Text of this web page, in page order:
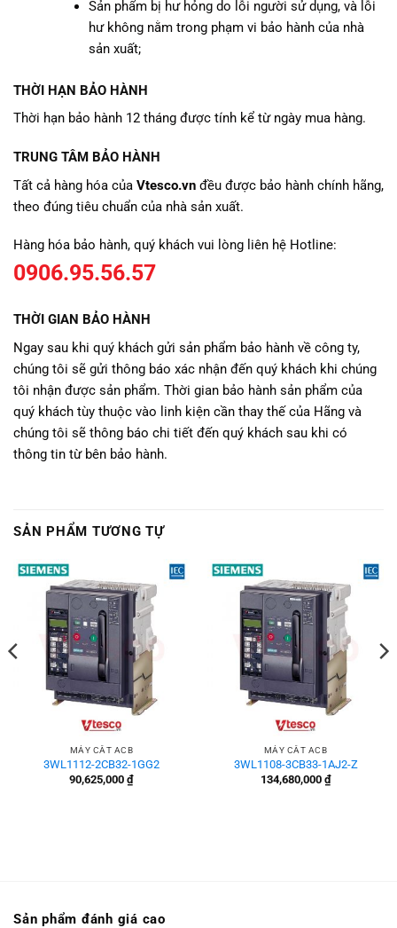
Sản phẩm bị hư hỏng do lỗi người sử dụng, và lỗi
hư không nằm trong phạm vi bảo hành của nhà
sản xuất;
THỜI HẠN BẢO HÀNH
Thời hạn bảo hành 12 tháng được tính kể từ ngày mua hàng.
TRUNG TÂM BẢO HÀNH
Tất cả hàng hóa của Vtesco.vn đều được bảo hành chính hãng,
theo đúng tiêu chuẩn của nhà sản xuất.
Hàng hóa bảo hành, quý khách vui lòng liên hệ Hotline:
0906.95.56.57
THỜI GIAN BẢO HÀNH
Ngay sau khi quý khách gửi sản phẩm bảo hành về công ty,
chúng tôi sẽ gửi thông báo xác nhận đến quý khách khi chúng
tôi nhận được sản phẩm. Thời gian bảo hành sản phẩm của
quý khách tùy thuộc vào linh kiện cần thay thế của Hãng và
chúng tôi sẽ thông báo chi tiết đến quý khách sau khi có
thông tin từ bên bảo hành.
SẢN PHẨM TƯƠNG TỰ
MÁY CẮT ACB
3WL1112-2CB32-1GG2
90,625,000 ₫
MÁY CẮT ACB
3WL1108-3CB33-1AJ2-Z
134,680,000 ₫
Sản phẩm đánh giá cao